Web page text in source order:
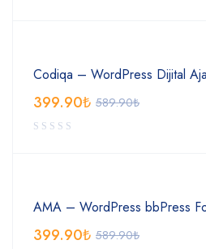
Codiqa – WordPress Dijital
589.90₺
399.90₺
AMA – WordPress bbPress
589.90₺
399.90₺